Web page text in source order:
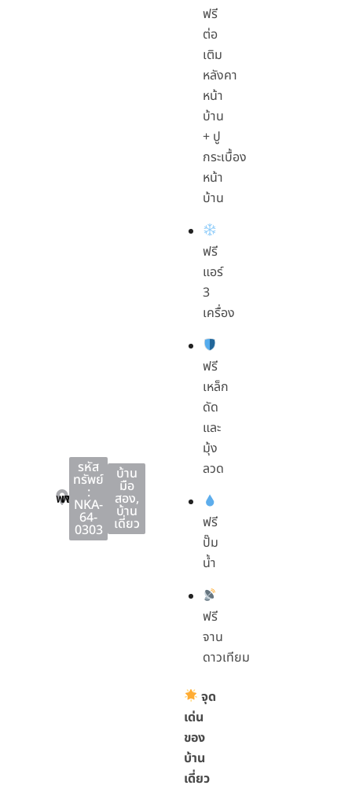
พานทอง
พานทอง
ชลบุรี
รหัส
ทรัพย์
:
NKA-
64-
0303
บ้าน
มือ
สอง,
บ้าน
เดี่ยว
ฟรี
ต่อ
เติม
หลังคา
หน้า
บ้าน
+ ปู
กระเบื้อง
หน้า
บ้าน
ฟรี
แอร์
3
เครื่อง
ฟรี
เหล็ก
ดัด
และ
มุ้ง
ลวด
ฟรี
ปั๊ม
น้ำ
ฟรี
จาน
ดาวเทียม
จุด
เด่น
ของ
บ้าน
เดี่ยว